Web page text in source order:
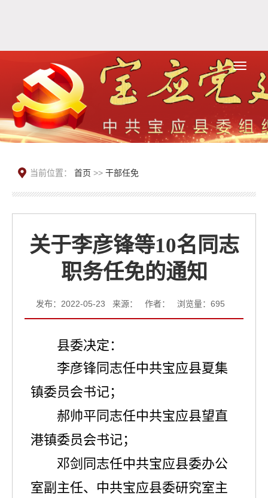
当前位置： 首页 >> 干部任免
关于李彦锋等10名同志
职务任免的通知
发布：2022-05-23 来源： 作者： 浏览量： 695
县委决定：
李彦锋同志任中共宝应县夏集
镇委员会书记；
郝帅平同志任中共宝应县望直
港镇委员会书记；
邓剑同志任中共宝应县委办公
室副主任、中共宝应县委研究室主